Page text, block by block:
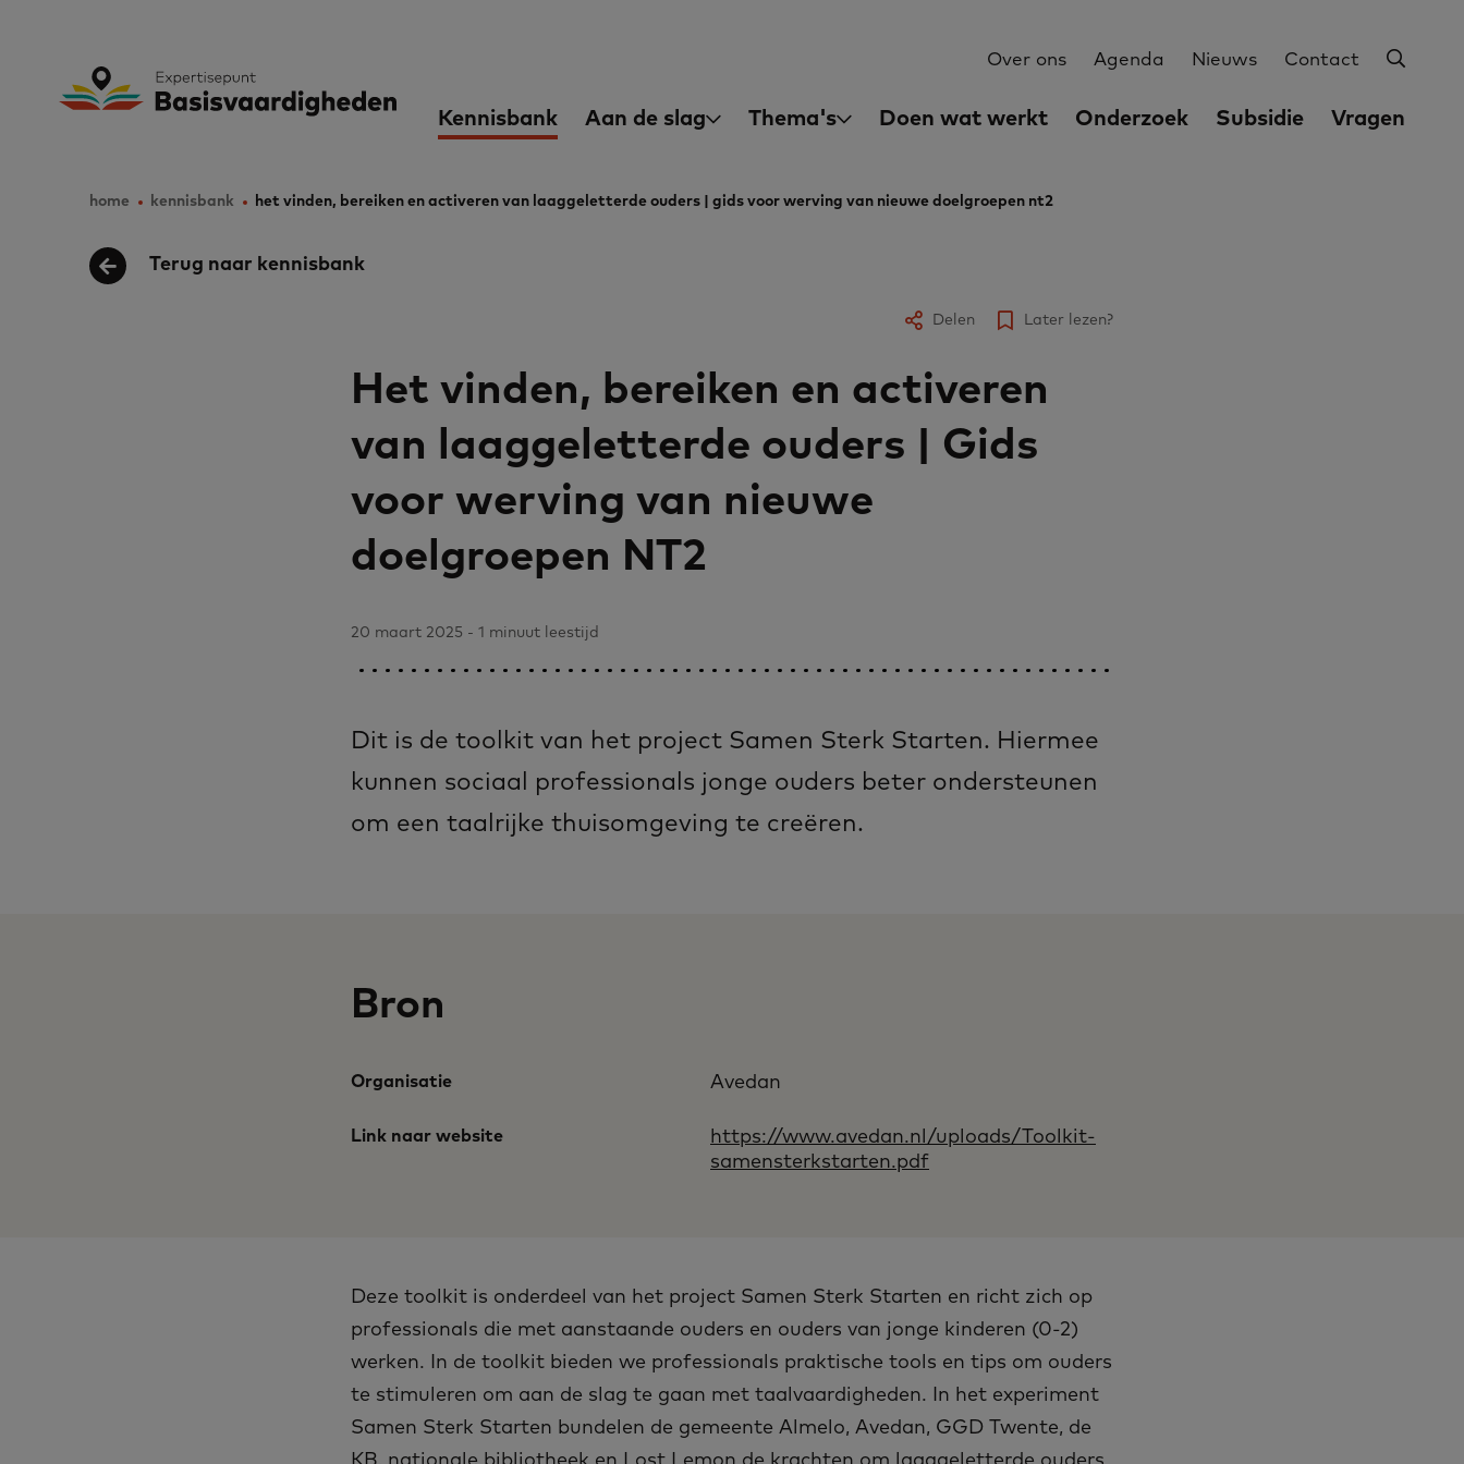
main
Expertisepunt Basisvaardigheden
Utilities
Over ons Agenda Nieuws Contact
Main
Kennisbank Aan de slag Thema's Doen wat werkt Onderzoek Subsidie Vragen
Breadcrumb
home kennisbank het vinden, bereiken en activeren van laaggeletterde ouders | gids voor werving van nieuwe doelgroepen nt2
Terug naar kennisbank
Delen Later lezen?
Het vinden, bereiken en activeren
van laaggeletterde ouders | Gids
voor werving van nieuwe
doelgroepen NT2
20 maart 2025 - 1 minuut leestijd
Dit is de toolkit van het project Samen Sterk Starten. Hiermee
kunnen sociaal professionals jonge ouders beter ondersteunen
om een taalrijke thuisomgeving te creëren.
Bron
Organisatie Avedan
Link naar website
https://www.avedan.nl/uploads/Toolkit-
samensterkstarten.pdf
Deze toolkit is onderdeel van het project Samen Sterk Starten en richt zich op
professionals die met aanstaande ouders en ouders van jonge kinderen (0-2)
werken. In de toolkit bieden we professionals praktische tools en tips om ouders
te stimuleren om aan de slag te gaan met taalvaardigheden. In het experiment
Samen Sterk Starten bundelen de gemeente Almelo, Avedan, GGD Twente, de